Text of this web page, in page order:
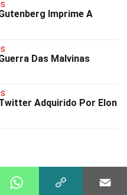
Imprime A
Das Malvinas
Adquirido Por Elon